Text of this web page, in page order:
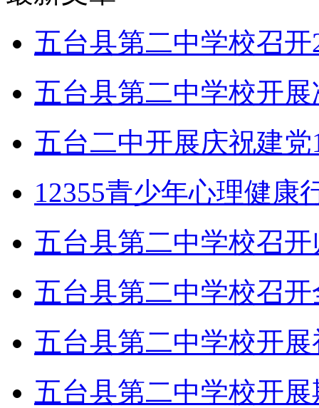
五台县第二中学校召
五台县第二中学校开
五台二中开展庆祝建
12355青少年心理健康
五台县第二中学校召
五台县第二中学校召
五台县第二中学校开
五台县第二中学校开